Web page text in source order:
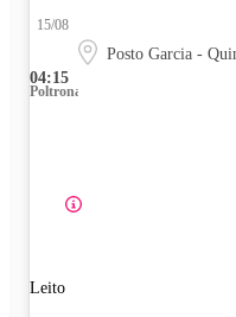
04:15
15/08
Posto Garcia -
Poltrona
Leito